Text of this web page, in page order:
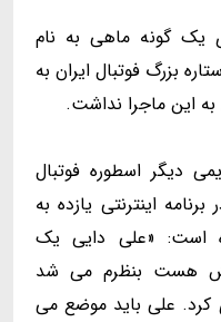
یک گونه ماهی به نام
بزرگ فوتبال ایران به
به این ماجرا نداشت.
دیگر اسطوره فوتبال
اینترنتی یازده به
است: «علی دایی یک
هست بنظرم می شد
کرد. علی باید موضع می